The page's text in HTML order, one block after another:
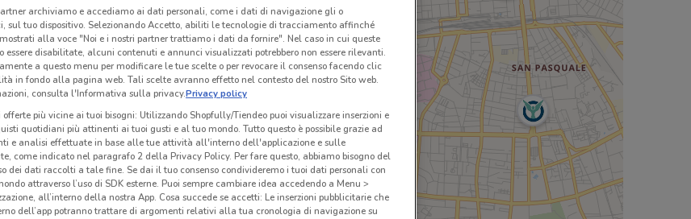
regionali o nazionali. Verifica l’accuratezza
archiviamo e accediamo ai dati personali, come i dati di navigazione gli o
sul tuo dispositivo. Selezionando Accetto, abiliti le tecnologie di tracciamento affinché
alla voce "Noi e i nostri partner trattiamo i dati da fornire". Nel caso in cui queste
essere disabilitate, alcuni contenuti e annunci visualizzati potrebbero non essere rilevanti.
a questo menu per modificare le tue scelte o per revocare il consenso facendo clic
in fondo alla pagina web. Tali scelte avranno effetto nel contesto del nostro Sito web.
consulta l'Informativa sulla privacy.Privacy policy
più vicine ai tuoi bisogni: Utilizzando Shopfully/Tiendeo puoi visualizzare inserzioni e
quotidiani più attinenti ai tuoi gusti e al tuo mondo. Tutto questo è possibile grazie ad
e analisi effettuate in base alle tue attività all'interno dell'applicazione e sulle
come indicato nel paragrafo 2 della Privacy Policy. Per fare questo, abbiamo bisogno del
dei dati raccolti a tale fine. Se dai il tuo consenso condivideremo i tuoi dati personali con
attraverso l’uso di SDK esterne. Puoi sempre cambiare idea accedendo a Menu >
all’interno della nostra App. Cosa succede se accetti: Le inserzioni pubblicitarie che
dell’app potranno trattare di argomenti relativi alla tua cronologia di navigazione su